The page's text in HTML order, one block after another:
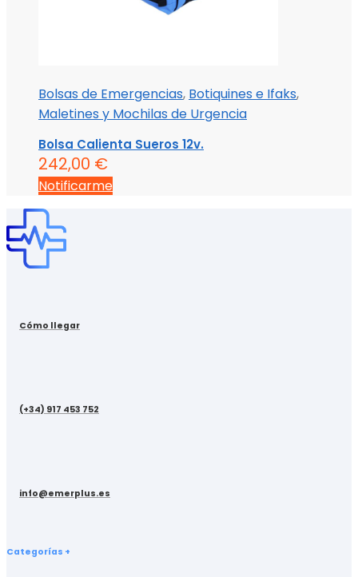
Bolsas de Emergencias, Botiquines e Ifaks,
Maletines y Mochilas de Urgencia
Bolsa Calienta Sueros 12v.
242,00 €
Notificarme
Cómo llegar
(+34) 917 453 752
info@emerplus.es
Categorías +